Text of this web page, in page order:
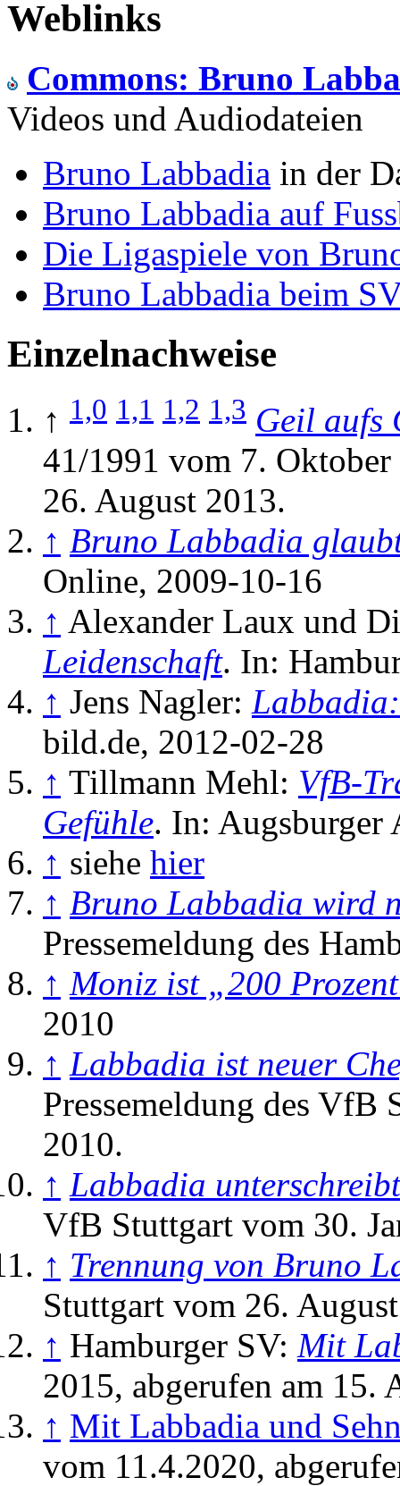
Weblinks
Commons: Bruno
Videos und Audiodateien
Bruno Labbadia in der
Bruno Labbadia auf
Die Ligaspiele von
Bruno Labbadia beim
Einzelnachweise
↑ 1,0 1,1 1,2 1,3 Geil aufs
41/1991 vom 7.
26. August 2013.
↑ Bruno Labbadia
Online, 2009-10-16
↑ Alexander Laux und
Leidenschaft. In:
↑ Jens Nagler:
bild.de, 2012-02-28
↑ Tillmann Mehl: VfB-
Gefühle. In: Augsburger
↑ siehe hier
↑ Bruno Labbadia wird
Pressemeldung des
↑ Moniz ist „200
2010
↑ Labbadia ist neuer
Pressemeldung des VfB
2010.
↑ Labbadia
VfB Stuttgart vom 30.
↑ Trennung von Bruno
Stuttgart vom 26.
↑ Hamburger SV: Mit
2015, abgerufen am 15.
↑ Mit Labbadia und
vom 11.4.2020,